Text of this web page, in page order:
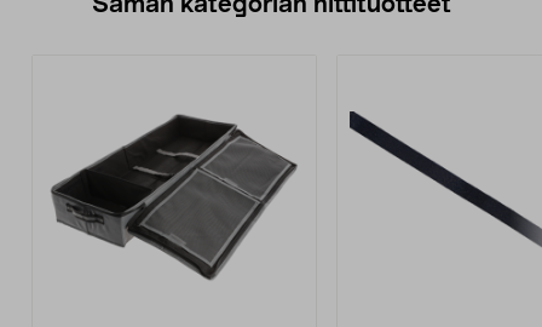
Saman kategorian hittituotteet